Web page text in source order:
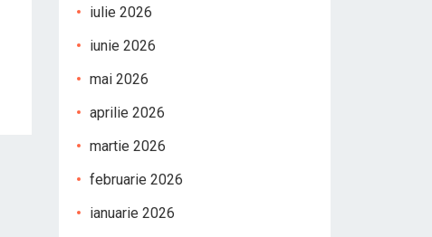
iulie 2026
iunie 2026
mai 2026
aprilie 2026
martie 2026
februarie 2026
ianuarie 2026